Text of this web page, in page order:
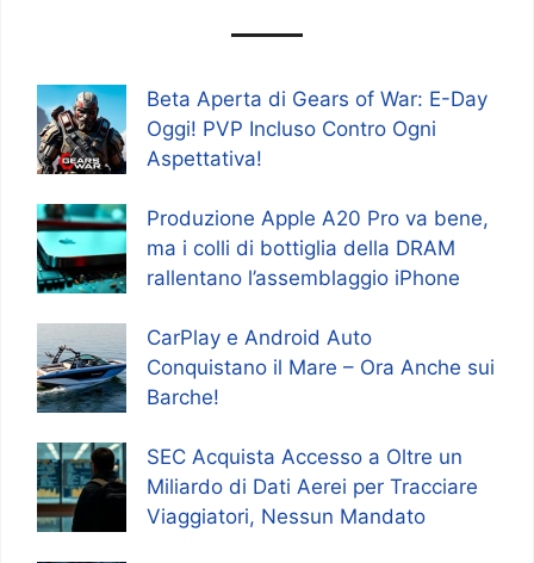
Beta Aperta di Gears of War: E-Day
Oggi! PVP Incluso Contro Ogni
Aspettativa!
Produzione Apple A20 Pro va bene,
ma i colli di bottiglia della DRAM
rallentano l’assemblaggio iPhone
CarPlay e Android Auto
Conquistano il Mare – Ora Anche sui
Barche!
SEC Acquista Accesso a Oltre un
Miliardo di Dati Aerei per Tracciare
Viaggiatori, Nessun Mandato